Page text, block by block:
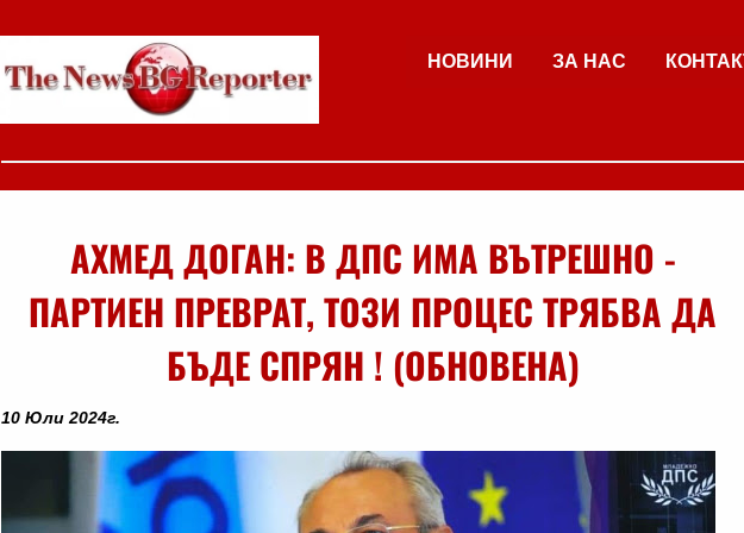
НОВИНИ ЗА НАС
АХМЕД ДОГАН: В ДПС ИМА ВЪТРЕШНО -
ПАРТИЕН ПРЕВРАТ, ТОЗИ ПРОЦЕС ТРЯБВА ДА
БЪДЕ СПРЯН ! (ОБНОВЕНА)
10 Юли 2024г.